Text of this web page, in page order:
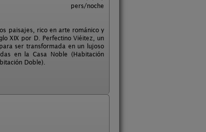
pers/noche
paisajes, rico en arte románico y
XIX por D. Perfectino Viéitez, un
ser transformada en un lujoso
en la Casa Noble (Habitación
Doble).